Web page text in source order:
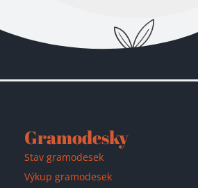
Gramodesky
Stav gramodesek
Výkup gramodesek